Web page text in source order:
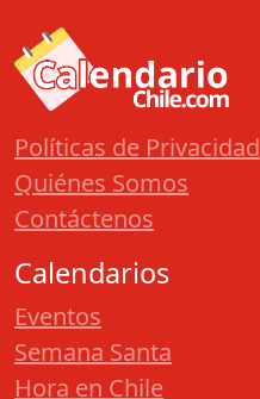
Políticas de Privacidad
Quiénes Somos
Contáctenos
Calendarios
Eventos
Semana Santa
Hora en Chile